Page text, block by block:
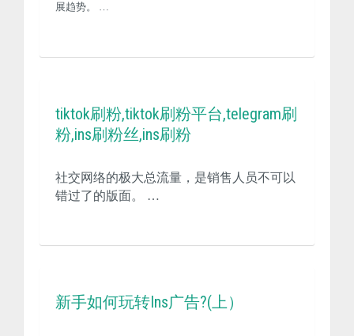
展趋势。 …
tiktok刷粉,tiktok刷粉平台,telegram刷
粉,ins刷粉丝,ins刷粉
社交网络的极大总流量，是销售人员不可以
错过了的版面。 …
新手如何玩转Ins广告?(上）